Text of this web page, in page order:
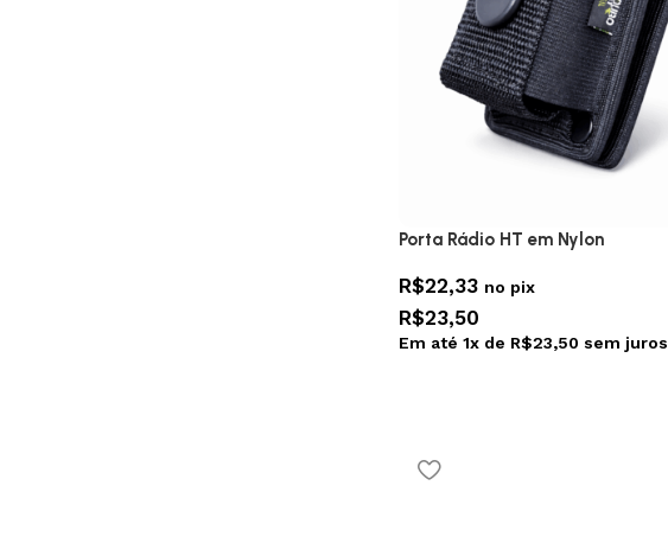
Porta Rádio HT em Nylon
R$22,33 no pix
R$23,50
Em até 1x de R$23,50 sem juros